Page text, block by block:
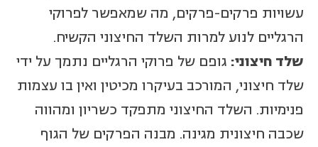
עשויות פרקים-פרקים, מה שמאפשר לפרוקי
הרגליים לנוע למרות השלד החיצוני הקשיח.
שלד חיצוני: גופם של פרוקי הרגליים נתמך על ידי
שלד חיצוני, המורכב בעיקרו מכיטין ואין בו עצמות
פנימיות. השלד החיצוני מתפקד כשריון ומהווה
שכבה חיצונית מגינה. מבנה הפרקים של הגוף